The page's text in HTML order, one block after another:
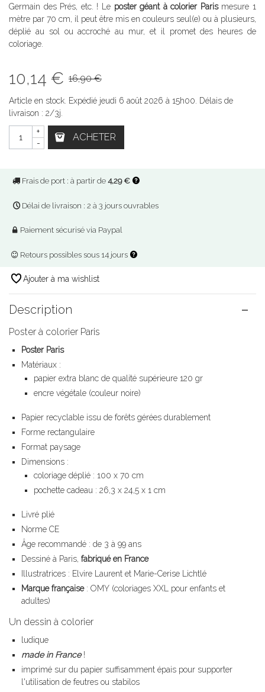
Germain des Prés, etc. ! Le poster géant à colorier Parismesure 1
mètre par 70 cm, il peut être mis en couleurs seul(e) ou à plusieurs,
déplié au sol ou accroché au mur, et il promet des heures de
coloriage.
10,14 € 16,90 €
Article en stock. Expédié jeudi 6 août 2026 à 15h00. Délais de
livraison : 2/3j.
-
+ ACHETER
Frais de port : à partir de 4,29 €
Délai de livraison : 2 à 3 jours ouvrables
Paiement sécurisé via Paypal
Retours possibles sous 14 jours
Ajouter à ma wishlist
Description
Poster à colorier Paris
Poster Paris
Matériaux :
papier extra blanc de qualité supérieure 120 gr
encre végétale (couleur noire)
Papier recyclable issu de forêts gérées durablement
Forme rectangulaire
Format paysage
Dimensions :
coloriage déplié : 100 x 70 cm
pochette cadeau : 26,3 x 24,5 x 1 cm
Livré plié
Norme CE
Âge recommandé : de 3 à 99 ans
Dessiné à Paris, fabriqué en France
Illustratrices : Elvire Laurent et Marie-Cerise Lichtlé
Marque française: OMY (coloriages XXL pour enfants et
adultes)
Un dessin à colorier
ludique
made in France!
imprimé sur du papier suffisamment épais pour supporter
l'utilisation de feutres ou stabilos